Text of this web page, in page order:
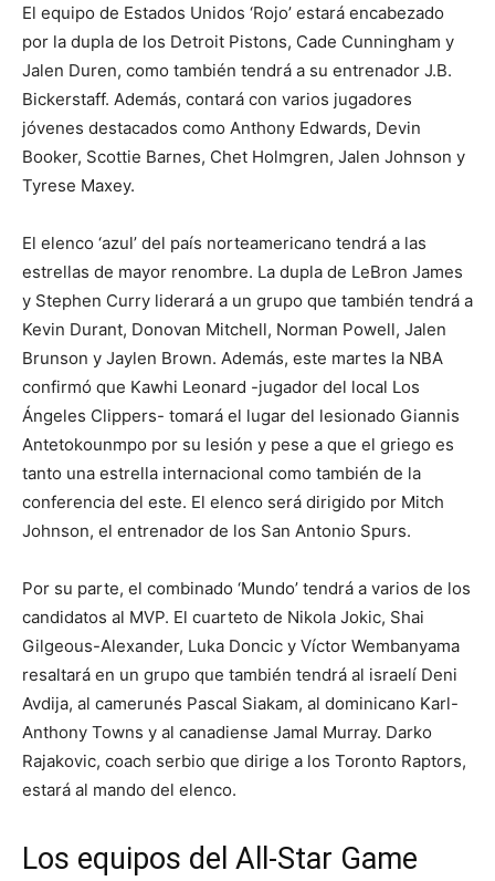
El equipo de Estados Unidos ‘Rojo’ estará encabezado
por la dupla de los Detroit Pistons, Cade Cunningham y
Jalen Duren, como también tendrá a su entrenador J.B.
Bickerstaff. Además, contará con varios jugadores
jóvenes destacados como Anthony Edwards, Devin
Booker, Scottie Barnes, Chet Holmgren, Jalen Johnson y
Tyrese Maxey.
El elenco ‘azul’ del país norteamericano tendrá a las
estrellas de mayor renombre. La dupla de LeBron James
y Stephen Curry liderará a un grupo que también tendrá a
Kevin Durant, Donovan Mitchell, Norman Powell, Jalen
Brunson y Jaylen Brown. Además, este martes la NBA
confirmó que Kawhi Leonard -jugador del local Los
Ángeles Clippers- tomará el lugar del lesionado Giannis
Antetokounmpo por su lesión y pese a que el griego es
tanto una estrella internacional como también de la
conferencia del este. El elenco será dirigido por Mitch
Johnson, el entrenador de los San Antonio Spurs.
Por su parte, el combinado ‘Mundo’ tendrá a varios de los
candidatos al MVP. El cuarteto de Nikola Jokic, Shai
Gilgeous-Alexander, Luka Doncic y Víctor Wembanyama
resaltará en un grupo que también tendrá al israelí Deni
Avdija, al camerunés Pascal Siakam, al dominicano Karl-
Anthony Towns y al canadiense Jamal Murray. Darko
Rajakovic, coach serbio que dirige a los Toronto Raptors,
estará al mando del elenco.
Los equipos del All-Star Game